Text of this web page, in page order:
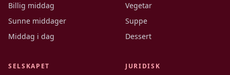
Billig middag
Sunne middager
Middag i dag
Vegetar
Suppe
Dessert
SELSKAPET JURIDISK